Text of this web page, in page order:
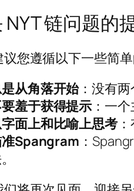
NYT 链问题的
您遵循以下一些简
从角落开始：没有两
羞于获得提示 ：一
面上和比喻上思考
Spangram ：